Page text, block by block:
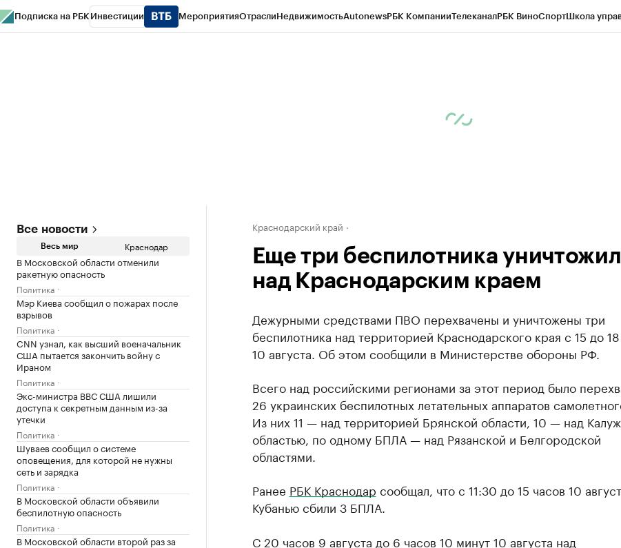
Подписка на РБК Инвестиции МероприятияОтраслиНедвижимостьAutonewsРБК КомпанииТелеканалРБК ВиноСпортШкола
Все новости
Весь мир Краснодар
В Московской области отменили
ракетную опасность
Политика
Мэр Киева сообщил о пожарах после
взрывов
Политика
CNN узнал, как высший военачальник
США пытается закончить войну с
Ираном
Политика
Экс-министра ВВС США лишили
доступа к секретным данным из-за
утечки
Политика
Шуваев сообщил о системе
оповещения, для которой не нужны
сеть и зарядка
Политика
В Московской области объявили
беспилотную опасность
Политика
В Московской области второй раз за
Краснодарский край
Еще три беспилотника
над Краснодарским краем
Дежурными средствами ПВО перехвачены и уничтожены три
беспилотника над территорией Краснодарского края с 15 до
10 августа. Об этом сообщили в Министерстве обороны РФ.
Всего над российскими регионами за этот период было
26 украинских беспилотных летательных аппаратов
Из них 11 — над территорией Брянской области, 10 — над
областью, по одному БПЛА — над Рязанской и Белгородской
областями.
Ранее РБК Краснодар сообщал, что с 11:30 до 15 часов 10
Кубанью сбили 3 БПЛА.
С 20 часов 9 августа до 6 часов 10 минут 10 августа над